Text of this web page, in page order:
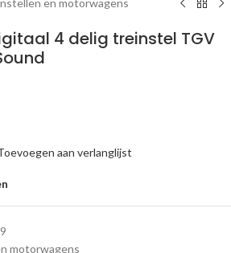
en motorwagens
4 delig treinstel TGV
aan verlanglijst
motorwagens